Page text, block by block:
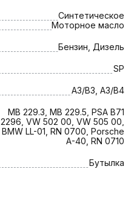
Синтетическое
Моторное масло
Бензин, Дизель
SP
A3/B3, A3/B4
MB 229.3, MB 229.5, PSA B71
2296, VW 502 00, VW 505 00,
BMW LL-01, RN 0700, Porsche
A-40, RN 0710
Бутылка